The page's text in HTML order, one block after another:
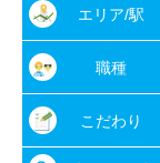
エリア/駅
職種
こだわり